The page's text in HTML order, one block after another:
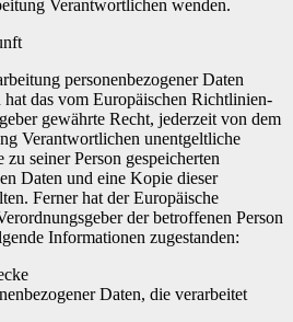
Verantwortlichen wenden.
personenbezogener Daten
hat das vom Europäischen Richtlinien-
gewährte Recht, jederzeit von dem
Verantwortlichen unentgeltliche
seiner Person gespeicherten
Daten und eine Kopie dieser
Ferner hat der Europäische
der betroffenen Person
Informationen zugestanden:
Daten, die verarbeitet